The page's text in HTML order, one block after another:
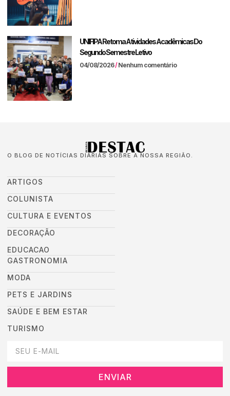
UNIFIPA Retoma Atividades Acadêmicas Do
Segundo Semestre Letivo
04/08/2026 Nenhum comentário
O BLOG DE NOTÍCIAS DIÁRIAS SOBRE A NOSSA REGIÃO.
ARTIGOS
COLUNISTA
CULTURA E EVENTOS
DECORAÇÃO
EDUCACAO
GASTRONOMIA
MODA
PETS E JARDINS
SAÚDE E BEM ESTAR
TURISMO
ENVIAR